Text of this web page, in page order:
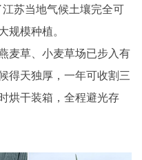
苏当地气候土壤完全可
模种植。
麦草、小麦草场已步入有
得天独厚，一年可收割三
烘干装箱，全程避光存